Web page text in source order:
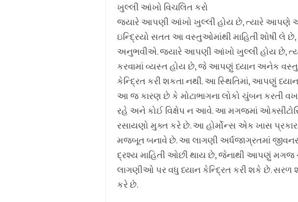
ખુલ્લી આંખો વિચલિત કરો
જ્યારે આપણી આંખો ખુલ્લી હોય છે, ત્યારે
ઇન્દ્રિયો સતત આ વસ્તુઓમાંથી માહિતી શોષી
અનુભવીએ. જ્યારે આપણી આંખો ખુલ્લી હોય છે,
કરવામાં વ્યસ્ત હોય છે, જે આપણું ધ્યાન અનેક
કેન્દ્રિત કરી શકતા નથી. આ સ્થિતિમાં, આપણું
આ જ કારણ છે કે મોટાભાગના લોકો ચુંબન
રહે અને કોઈ વિક્ષેપ ન આવે. આ મગજમાં
રસાયણો મુક્ત કરે છે. આ હોર્મોન્સ એક ખાસ
મજબૂત બનાવે છે. આ લાગણી અર્ધજાગ્રતમાં
દ્રશ્ય માહિતી ઓછી થાય છે, જેનાથી આપણું મગજ
લાગણીઓ પર વધુ ધ્યાન કેન્દ્રિત કરી શકે છે. સરળ
કરે છે.